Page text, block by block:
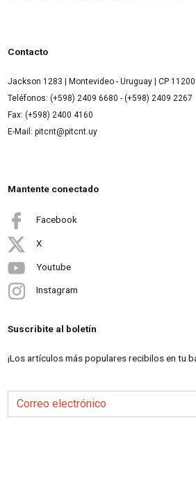
Contacto
Jackson 1283 | Montevideo - Uruguay | CP 11200
Teléfonos: (+598) 2409 6680 - (+598) 2409 2267
Fax: (+598) 2400 4160
E-Mail: pitcnt@pitcnt.uy
Mantente conectado
Facebook
X
Youtube
Instagram
Suscribite al boletín
¡Los artículos más populares recibilos en tu
Correo electrónico